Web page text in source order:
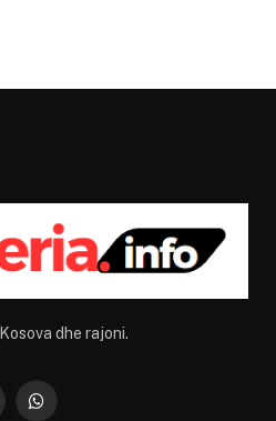
dhe rajoni.
WhatsApp